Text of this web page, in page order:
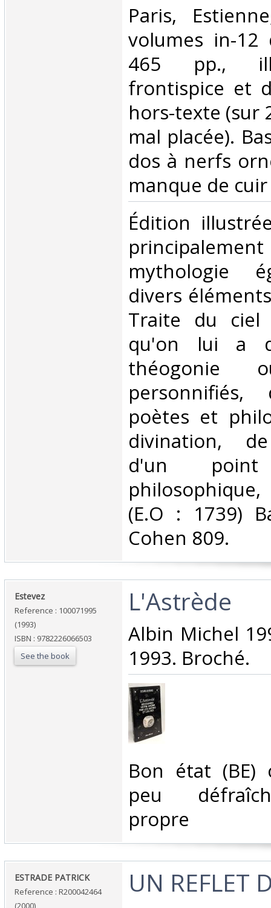
‎Paris,
volumes in-
465 pp.,
frontispice et
hors-texte (sur
mal placée).
dos à nerfs
manque de
‎Édition
mythologie
divers
Traite du
qu'on lui a
théogonie
poètes et
divination,
d'un
(E.O : 1739)
Cohen 809.‎
‎Estevez‎
Reference : 100071995
(1993)
ISBN : 9782226066503
See the book
‎L'Astrède‎
‎Albin Michel
1993. Broché.‎
‎Bon état (BE)
peu
propre‎
‎ESTRADE PATRICK‎
Reference : R200042464
(2000)
‎UN REFLET